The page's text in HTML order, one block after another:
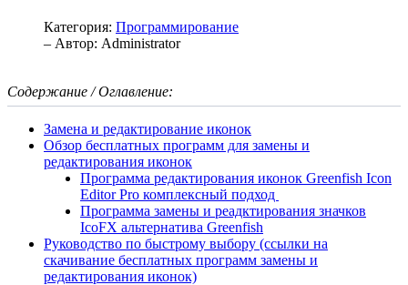
Категория: Программирование
– Автор: Administrator
Содержание / Оглавление:
Замена и редактирование иконок
Обзор бесплатных программ для замены и
редактирования иконок
Программа редактирования иконок Greenfish Icon
Editor Pro комплексный подход
Программа замены и реадктирования значков
IcoFX альтернатива Greenfish
Руководство по быстрому выбору (ссылки на
скачивание бесплатных программ замены и
редактирования иконок)